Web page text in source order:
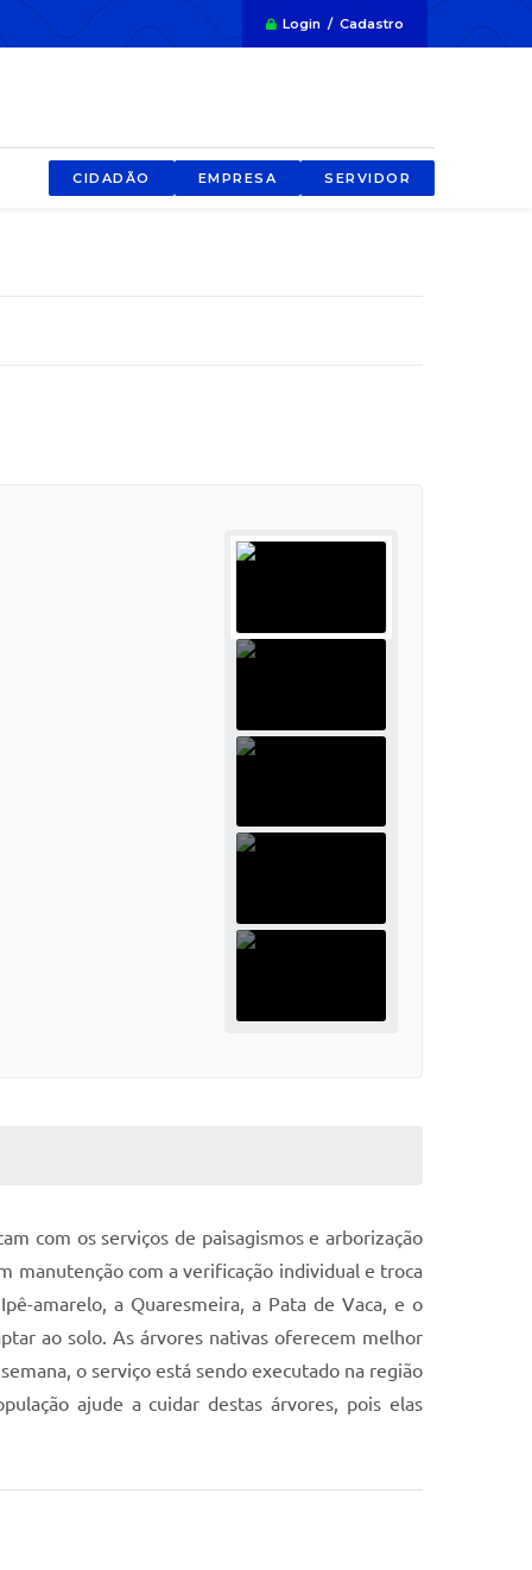
Login / Cadastro
CIDADÃO EMPRESA SERVIDOR
com os serviços de paisagismos e arborização
manutenção com a verificação individual e troca
amarelo, a Quaresmeira, a Pata de Vaca, e o
ao solo. As árvores nativas oferecem melhor
o serviço está sendo executado na região
ajude a cuidar destas árvores, pois elas